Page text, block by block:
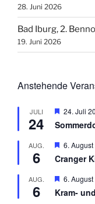
28. Juni 2026
Bad Iburg, 2.
19. Juni 2026
Anstehende
JULI
24
H
r
o
r
e
h
o
24. Juli
AUG.
6
H
r
o
r
6.
Cranger
AUG.
6
H
r
6.
Kram-